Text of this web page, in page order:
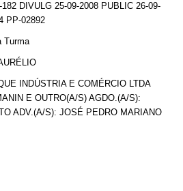
182 DIVULG 25-09-2008 PUBLIC 26-09-
PP-02892
Turma
INDÚSTRIA E COMÉRCIO LTDA
E OUTRO(A/S) AGDO.(A/S):
ADV.(A/S): JOSÉ PEDRO MARIANO